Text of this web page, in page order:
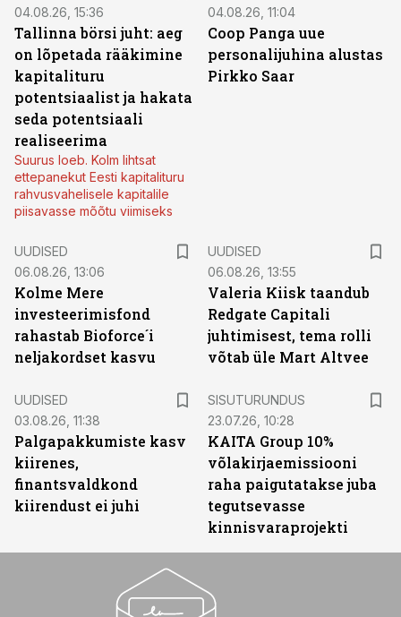
04.08.26, 15:36
Tallinna börsi juht: aeg
on lõpetada rääkimine
kapitalituru
potentsiaalist ja hakata
seda potentsiaali
realiseerima
Suurus loeb. Kolm lihtsat
ettepanekut Eesti kapitalituru
rahvusvahelisele kapitalile
piisavasse mõõtu viimiseks
04.08.26, 11:04
Coop Panga uue
personalijuhina alustas
Pirkko Saar
UUDISED
06.08.26, 13:06
Kolme Mere
investeerimisfond
rahastab Bioforce´i
neljakordset kasvu
UUDISED
06.08.26, 13:55
Valeria Kiisk taandub
Redgate Capitali
juhtimisest, tema rolli
võtab üle Mart Altvee
UUDISED
03.08.26, 11:38
Palgapakkumiste kasv
kiirenes,
finantsvaldkond
kiirendust ei juhi
SISUTURUNDUS
23.07.26, 10:28
KAITA Group 10%
võlakirjaemissiooni
raha paigutatakse juba
tegutsevasse
kinnisvaraprojekti